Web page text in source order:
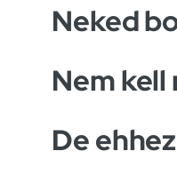
Neked
Nem
De